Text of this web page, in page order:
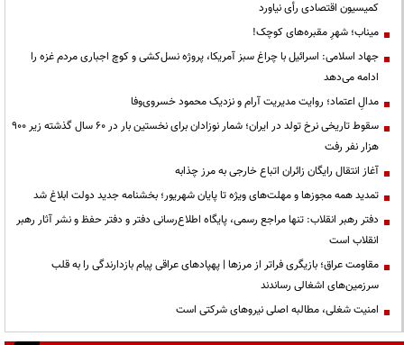
کمیسیون اقتصادی رأی نیاورد
میناب؛ شهرِ مقبره‌های کوچک!
جهاد اسلامی: اسرائیل با چراغ سبز آمریکا، پروژه نسل‌کشی و کوچ اجباری مردم غزه را
ادامه می‌دهد
مدالِ اعتماد؛ روایت مدیریت آرام و نزدیک محمود خسروی‌وفا
سقوط تاریخی نرخ تولد در ایران؛ شمار نوزادان برای نخستین بار در ۶۰ سال گذشته زیر ۹۰۰
هزار نفر رفت
آغاز انتقال رایگان زائران اتباع خارجی به مرز چذابه
تمدید همه مجوزها و مهلت‌های ویژه تا پایان شهریور؛ بخشنامه جدید دولت ابلاغ شد
دفتر رهبر انقلاب: تنها مراجع رسمی، پایگاه اطلاع‌رسانی دفتر و دفتر حفظ و نشر آثار رهبر
انقلاب است
مقاومت عراق؛ بازیگری فراتر از مرزها | پهپادهای عراقی پیام بازدارندگی را به قلب
سرزمین‌های اشغالی رساندند
‌امنیت شغلی، مطالبه اصلی نیروهای شرکتی است